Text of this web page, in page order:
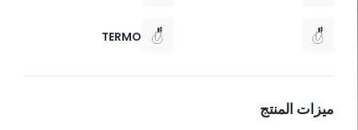
TERMO
ميزات المنتج